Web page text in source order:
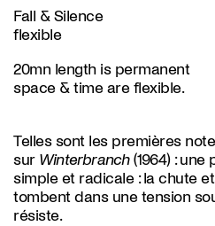
Fall & Silence
flexible
20mn length is
space & time are flexible.
Telles sont les premières
sur Winterbranch(1964) : une
simple et radicale : la chute
tombent dans une tension
résiste.